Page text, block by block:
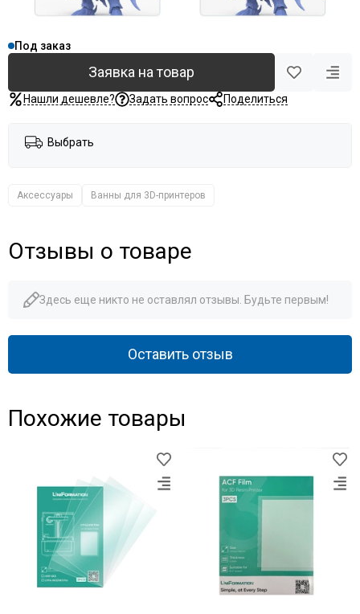
Под заказ
Заявка на товар
Нашли дешевле? Задать вопрос Поделиться
Выбрать
Аксессуары Ванны для 3D-принтеров
Отзывы о товаре
Здесь еще никто не оставлял отзывы. Будьте первым!
Оставить отзыв
Похожие товары